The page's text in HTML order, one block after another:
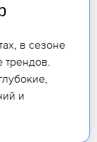
в сезоне
трендов.
и